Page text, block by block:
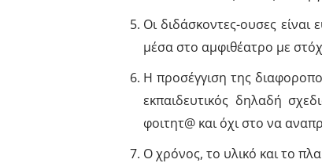
Οι διδάσκοντες-ουσες είναι
μέσα στο αμφιθέατρο με
Η προσέγγιση της
εκπαιδευτικός δηλαδή
φοιτητ@ και όχι στο να
Ο χρόνος, το υλικό και το